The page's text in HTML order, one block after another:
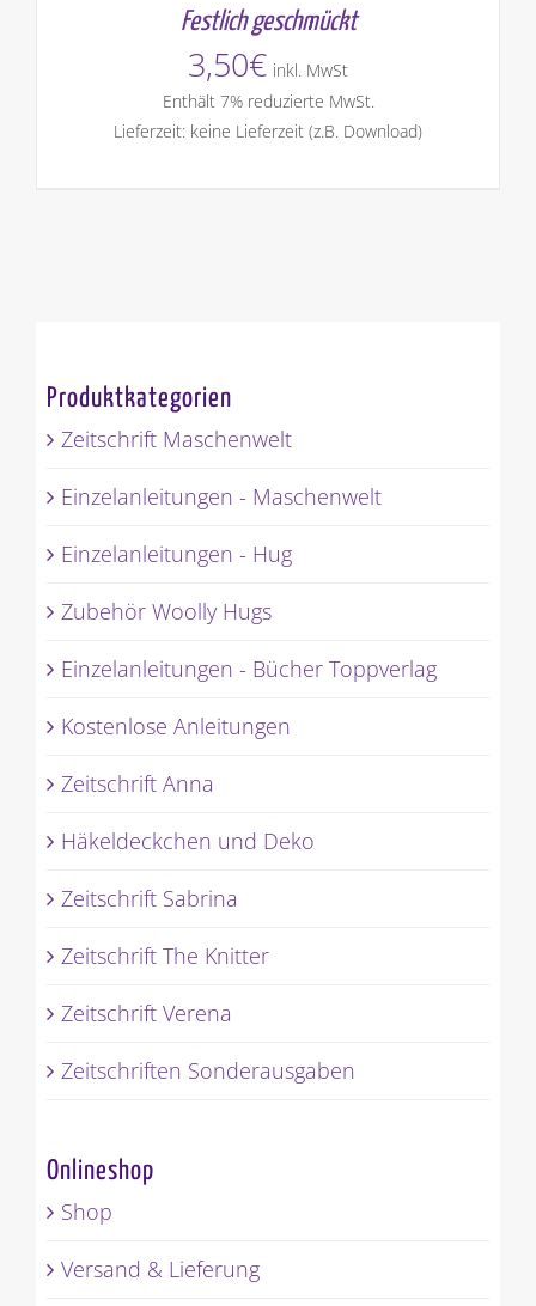
Festlich geschmückt
3,50€ inkl. MwSt
Enthält 7% reduzierte MwSt.
Lieferzeit: keine Lieferzeit (z.B. Download)
Produktkategorien
Zeitschrift Maschenwelt
Einzelanleitungen - Maschenwelt
Einzelanleitungen - Hug
Zubehör Woolly Hugs
Einzelanleitungen - Bücher Toppverlag
Kostenlose Anleitungen
Zeitschrift Anna
Häkeldeckchen und Deko
Zeitschrift Sabrina
Zeitschrift The Knitter
Zeitschrift Verena
Zeitschriften Sonderausgaben
Onlineshop
Shop
Versand & Lieferung